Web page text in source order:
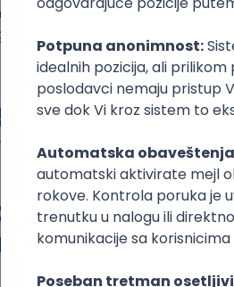
Technical Consultant
Technologies
Server Azure DevOps REST ERP
poslovi
inboxu